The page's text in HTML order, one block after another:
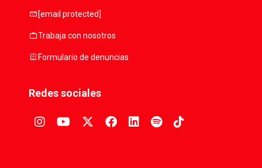
mail [email protected]
workTrabaja con nosotros
assignmentFormulario de denuncias
Redes sociales